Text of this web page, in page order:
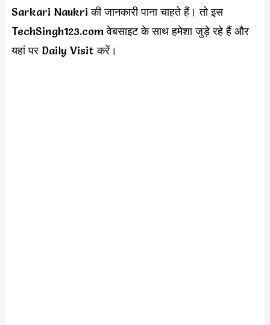
Sarkari Naukri की जानकारी पाना चाहते हैं। तो इस
TechSingh123.com वेबसाइट के साथ हमेशा जुड़े रहे हैं और
यहां पर Daily Visit करें।